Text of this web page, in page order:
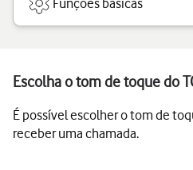
Funções básicas
Escolha o tom de toque do
É possível escolher o tom de
receber uma chamada.